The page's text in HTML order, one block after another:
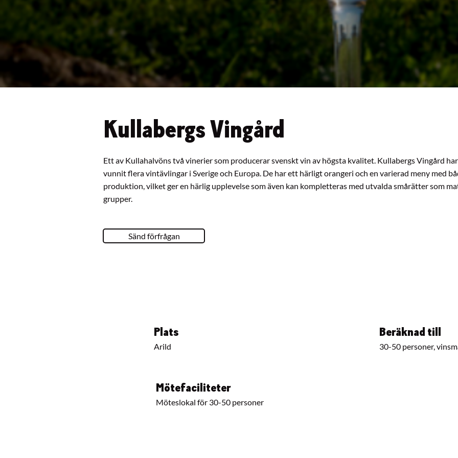
Kullabergs Vingård
Ett av Kullahalvöns två vinerier som producerar svenskt vin av högsta kvalitet. Kullabergs Vingård
vunnit flera vintävlingar i Sverige och Europa. De har ett härligt orangeri och en varierad meny med
produktion, vilket ger en härlig upplevelse som även kan kompletteras med utvalda smårätter som
grupper.
Sänd förfrågan
Plats
Arild
Beräknad till
30-50 personer,
Mötefaciliteter
Möteslokal för 30-50 personer